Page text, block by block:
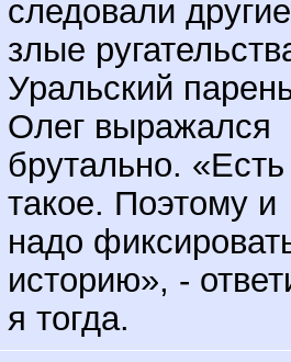
следовали другие
злые
Уральский
Олег выражался
брутально. «Есть
такое. Поэтому и
надо
историю», -
я тогда.